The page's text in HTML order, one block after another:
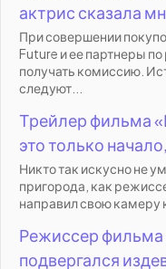
актрис сказала
При совершении
Future и ее партнеры
получать комиссию.
следуют...
Трейлер фильма
это только
Никто так искусно не
пригорода, как
направил свою камеру
Режиссер фильма
подвергался